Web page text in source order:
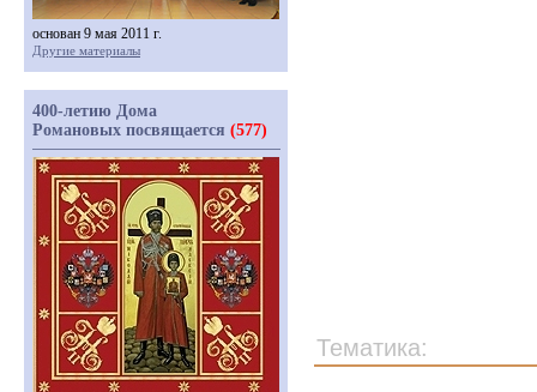
Тематика:
основан 9 мая 2011 г.
Другие материалы
400-летию Дома
Романовых посвящается (577)